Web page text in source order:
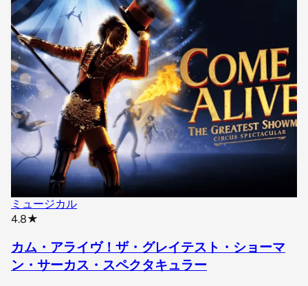
ミュージカル
4.8★
カム・アライヴ！ザ・グレイテスト・ショーマ
ン・サーカス・スペクタキュラー